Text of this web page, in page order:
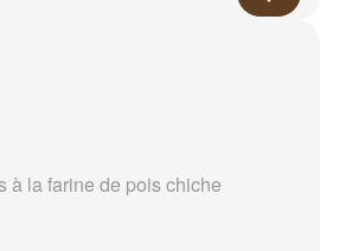
à la farine de pois chiche